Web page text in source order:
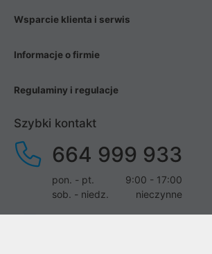
Wsparcie klienta i serwis
Informacje o firmie
Regulaminy i regulacje
Szybki kontakt
664 999 933
pon. - pt.
9:00 - 17:00
sob. - niedz.
nieczynne